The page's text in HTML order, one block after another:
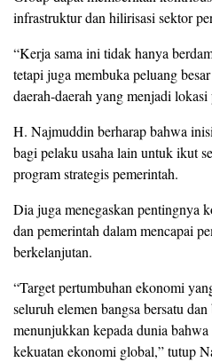
infrastruktur dan hilirisasi sektor
“Kerja sama ini tidak hanya
tetapi juga membuka peluang
daerah-daerah yang menjadi
H. Najmuddin berharap bahwa
bagi pelaku usaha lain untuk ikut
program strategis pemerintah.
Dia juga menegaskan pentingnya
dan pemerintah dalam mencapai
berkelanjutan.
“Target pertumbuhan ekonomi
seluruh elemen bangsa bersatu
menunjukkan kepada dunia
kekuatan ekonomi global,” tutup